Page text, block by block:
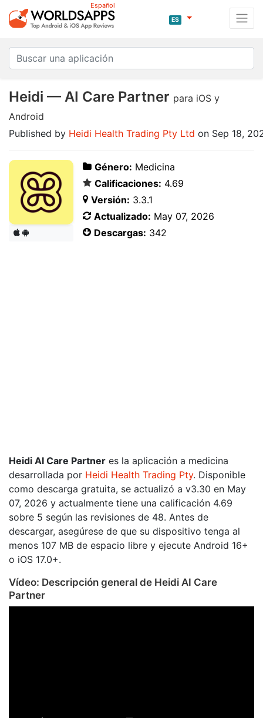
Español
ES
Heidi — AI Care Partner para iOS y
Android
Published by Heidi Health Trading Pty Ltd on Sep 18,
Género: Medicina
Calificaciones: 4.69
Versión: 3.3.1
Actualizado: May 07, 2026
Descargas: 342
Heidi AI Care Partner es la aplicación a medicina
desarrollada por Heidi Health Trading Pty. Disponible
como descarga gratuita, se actualizó a v3.30 en May
07, 2026 y actualmente tiene una calificación 4.69
sobre 5 según las revisiones de 48. Antes de
descargar, asegúrese de que su dispositivo tenga al
menos 107 MB de espacio libre y ejecute Android 16+
o iOS 17.0+.
Vídeo: Descripción general de Heidi AI Care
Partner